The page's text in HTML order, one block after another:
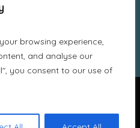
browsing experience,
and analyse our
you consent to our use of
vous en êtes satisfait.